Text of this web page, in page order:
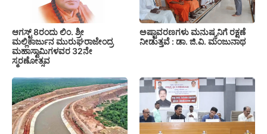
ಆಗಸ್ಟ್ 8ರಂದು ಲಿಂ. ಶ್ರೀ
ಮಲ್ಲಿಕಾರ್ಜುನ ಮುರುಘರಾಜೇಂದ್ರ
ಮಹಾಸ್ವಾಮಿಗಳವರ 32ನೇ
ಸ್ಮರಣೋತ್ಸವ
ಅಷ್ಟಾವರಣಗಳು ಮನುಷ್ಯನಿಗೆ ರಕ್ಷಣೆ
ನೀಡುತ್ತವೆ : ಡಾ. ಜಿ.ವಿ. ಮಂಜುನಾಥ